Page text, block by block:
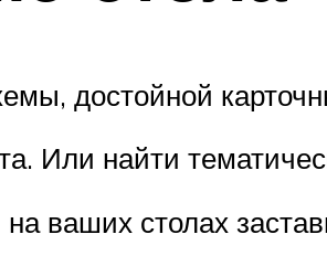
достойной
Или найти
ваших столах